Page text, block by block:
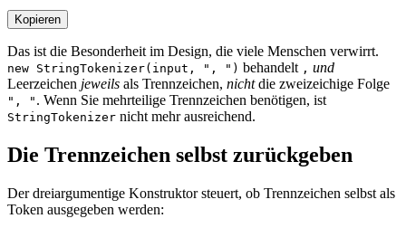
Kopieren
Das ist die Besonderheit im Design, die viele Menschen verwirrt.
new StringTokenizer(input, ", ") behandelt , und
Leerzeichen jeweils als Trennzeichen, nichtdie zweizeichige Folge
", " . Wenn Sie mehrteilige Trennzeichen benötigen, ist
StringTokenizer nicht mehr ausreichend.
Die Trennzeichen selbst zurückgeben
Der dreiargumentige Konstruktor steuert, ob Trennzeichen selbst als
Token ausgegeben werden: